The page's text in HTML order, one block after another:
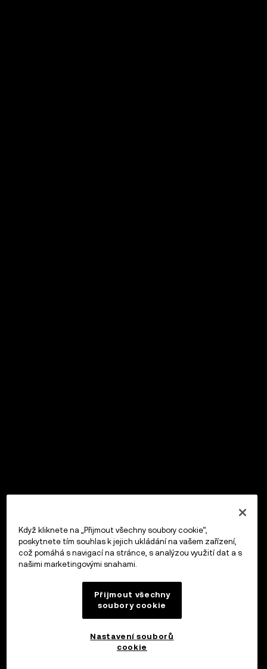
Když kliknete na „Přijmout všechny soubory cookie“,
poskytnete tím souhlas k jejich ukládání na vašem zařízení,
což pomáhá s navigací na stránce, s analýzou využití dat a s
našimi marketingovými snahami.
Přijmout všechny
soubory cookie
Nastavení souborů
cookie